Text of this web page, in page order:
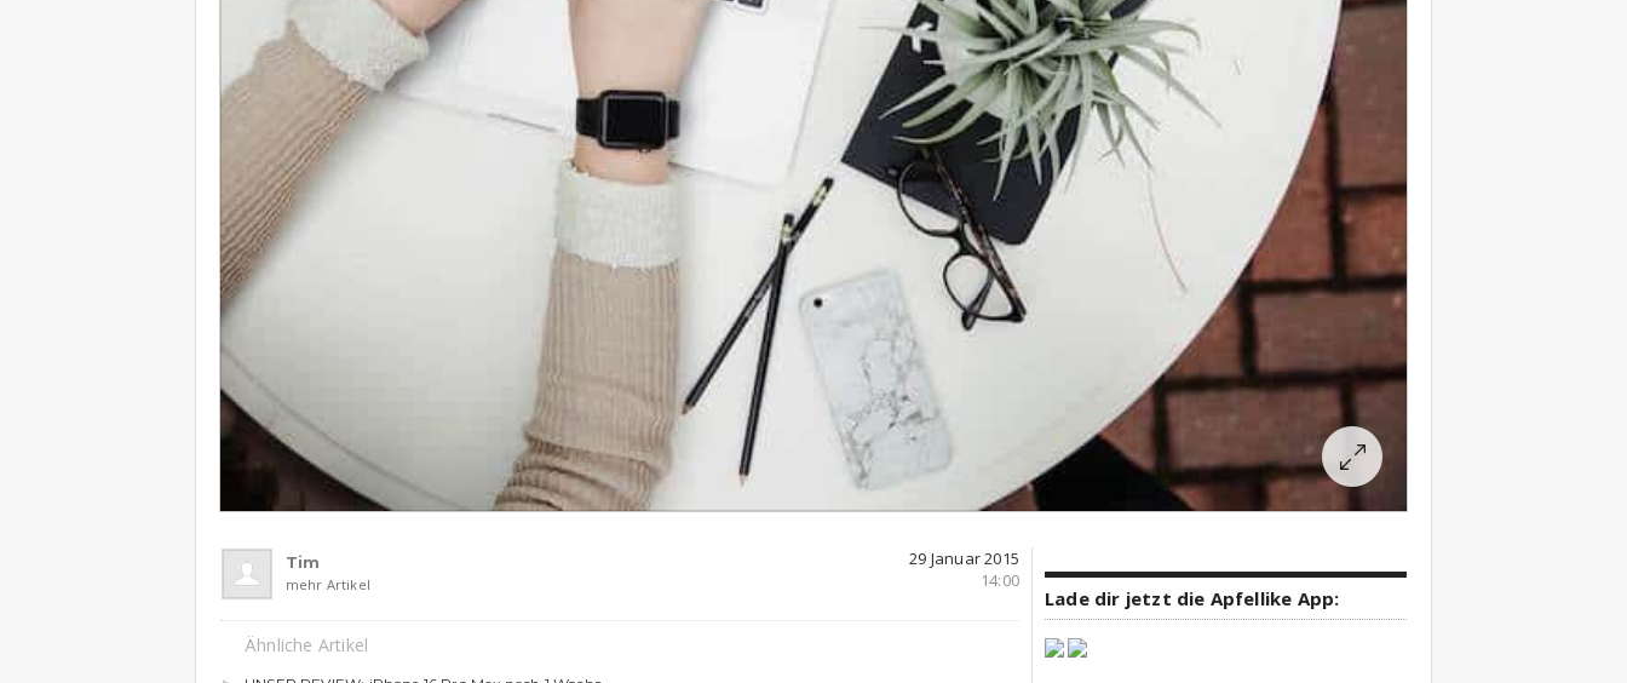
Tim
mehr Artikel
29 Januar 2015
14:00
Ähnliche Artikel
Lade dir jetzt die Apfellike App: